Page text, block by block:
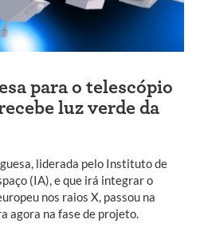
para o telescópio
luz verde da
liderada pelo Instituto de
(IA), e que irá integrar o
nos raios X, passou na
agora na fase de projeto.